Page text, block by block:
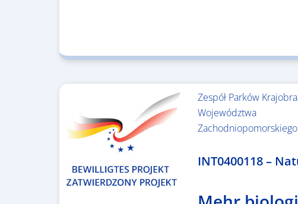
Zespół Parków
Województwa
INT0400118 –